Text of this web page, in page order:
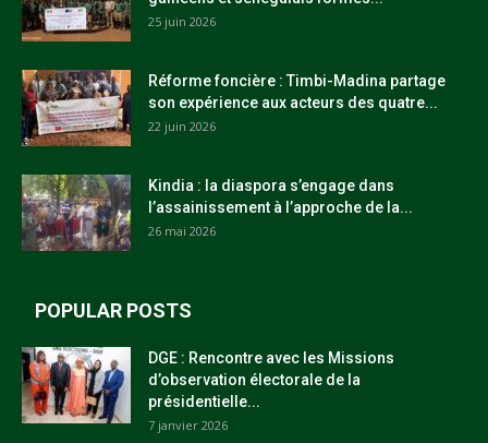
25 juin 2026
Réforme foncière : Timbi-Madina partage
son expérience aux acteurs des quatre...
22 juin 2026
Kindia : la diaspora s’engage dans
l’assainissement à l’approche de la...
26 mai 2026
POPULAR POSTS
DGE : Rencontre avec les Missions
d’observation électorale de la
présidentielle...
7 janvier 2026